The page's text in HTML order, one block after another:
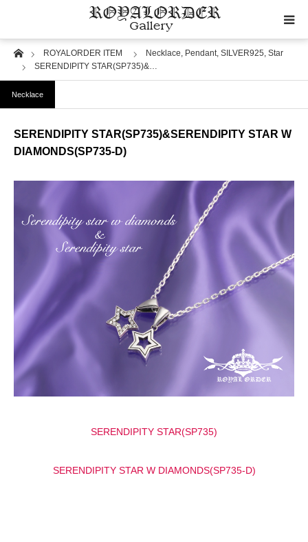
HomeROYALORDER ITEM Necklace, Pendant, SILVER925, Star
SERENDIPITY STAR(SP735)&…
Necklace
SERENDIPITY STAR(SP735)&SERENDIPITY STAR W
DIAMONDS(SP735-D)
SERENDIPITY STAR(SP735)
SERENDIPITY STAR W DIAMONDS(SP735-D)
Category
Motif
Wedding
RoyalOrder Links